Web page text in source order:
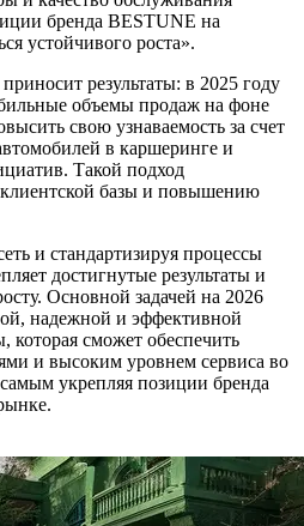
бренда BESTUNE на
устойчивого роста».
результаты: в 2025 году
объемы продаж на фоне
свою узнаваемость за счет
в каршеринге и
Такой подход
базы и повышению
и стандартизируя процессы
достигнутые результаты и
Основной задачей на 2026
надежной и эффективной
которая сможет обеспечить
и высоким уровнем сервиса во
укрепляя позиции бренда